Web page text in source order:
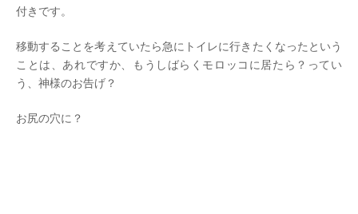
付きです。
移動することを考えていたら急にトイレに行きたくなったという
ことは、あれですか、もうしばらくモロッコに居たら？ってい
う、神様のお告げ？
お尻の穴に？